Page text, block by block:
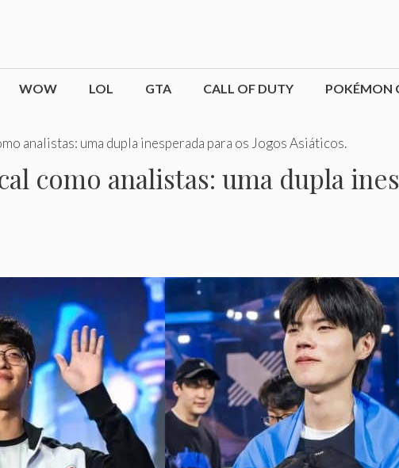
WOW LOL GTA CALL OF DUTY POKÉMON
analistas: uma dupla inesperada para os Jogos Asiáticos.
como analistas: uma dupla